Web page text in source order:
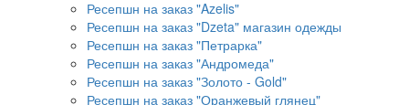
Ресепшн на заказ "Azelis"
Ресепшн на заказ "Dzeta" магазин одежды
Ресепшн на заказ "Петрарка"
Ресепшн на заказ "Андромеда"
Ресепшн на заказ "Золото - Gold"
Ресепшн на заказ "Оранжевый глянец"